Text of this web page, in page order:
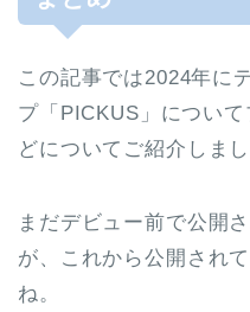
この記事では2024年に
プ「PICKUS」につい
どについてご紹介しまし
まだデビュー前で公開
が、これから公開され
ね。